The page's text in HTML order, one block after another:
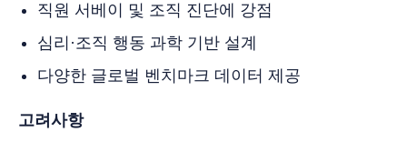
직원 서베이 및 조직 진단에 강점
심리·조직 행동 과학 기반 설계
다양한 글로벌 벤치마크 데이터 제공
고려사항